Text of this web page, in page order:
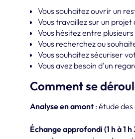
Vous souhaitez ouvrir un
Vous travaillez sur un
Vous hésitez entre
Vous recherchez ou
Vous souhaitez sécuriser
Vous avez besoin d'un
Comment se
Analyse en amont : étude
Échange approfondi (1 h à 1 h